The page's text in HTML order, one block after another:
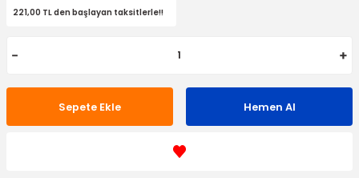
221,00 TL den başlayan taksitlerle!!
Sepete Ekle Hemen Al